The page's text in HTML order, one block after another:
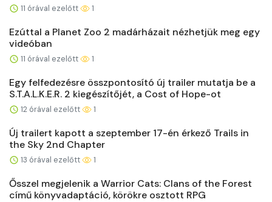
11 órával ezelőtt 1
Ezúttal a Planet Zoo 2 madárházait nézhetjük meg egy
videóban
11 órával ezelőtt 1
Egy felfedezésre összpontosító új trailer mutatja be a
S.T.A.L.K.E.R. 2 kiegészítőjét, a Cost of Hope-ot
12 órával ezelőtt 1
Új trailert kapott a szeptember 17-én érkező Trails in
the Sky 2nd Chapter
13 órával ezelőtt 1
Ősszel megjelenik a Warrior Cats: Clans of the Forest
című könyvadaptáció, körökre osztott RPG